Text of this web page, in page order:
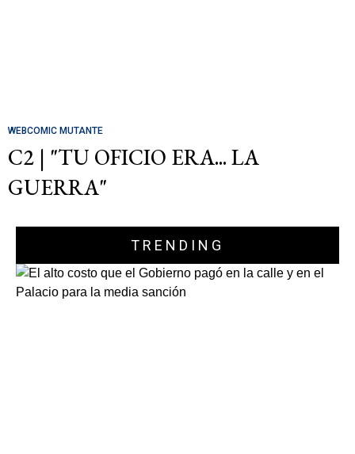
WEBCOMIC MUTANTE
C2 | "TU OFICIO ERA... LA
GUERRA"
TRENDING